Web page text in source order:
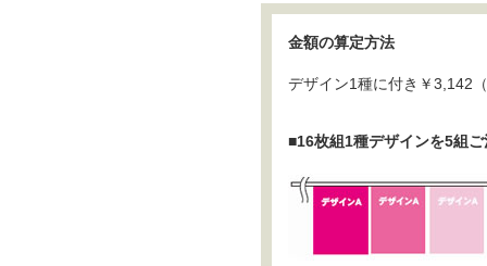
金額の算定方法
デザイン1種に付き￥3,142
■16枚組1種デザインを5組